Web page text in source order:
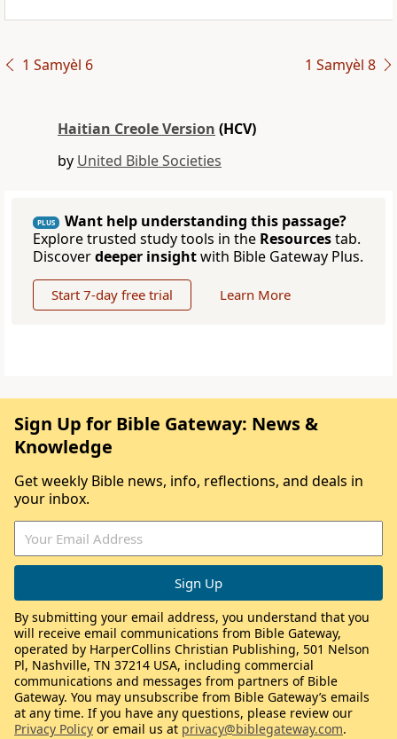
1 Samyèl 6 1 Samyèl 8
Haitian Creole Version (HCV)
by United Bible Societies
PLUS
Want help understanding this passage?
Explore trusted study tools in the Resourcestab.
Discoverdeeper insightwith Bible Gateway Plus.
Start 7-day free trial Learn More
Sign Up for Bible Gateway: News &
Knowledge
Get weekly Bible news, info, reflections, and deals in
your inbox.
By submitting your email address, you understand that you
will receive email communications from Bible Gateway,
operated by HarperCollins Christian Publishing, 501 Nelson
Pl, Nashville, TN 37214 USA, including commercial
communications and messages from partners of Bible
Gateway. You may unsubscribe from Bible Gateway’s emails
at any time. If you have any questions, please review our
Privacy Policy or email us at privacy@biblegateway.com.